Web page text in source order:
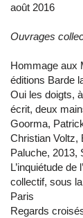
août 2016
Ouvrages
Hommage aux
éditions Barde
Oui les doigts,
écrit, deux
Goorma,
Christian Voltz,
Paluche, 2013,
L’inquiétude
collectif, sous
Paris
Regards